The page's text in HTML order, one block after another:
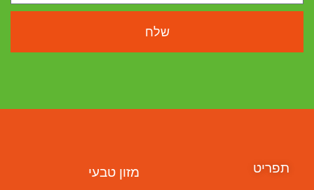
שלח
תפריט מזון טבעי